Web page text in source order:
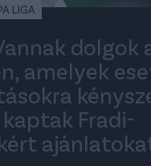
LIGA
dolgok
amelyek
Fradi-